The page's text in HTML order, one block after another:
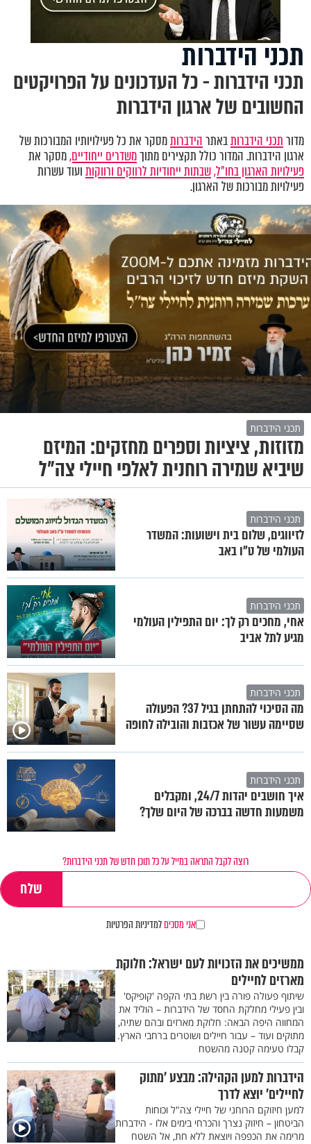
תכני הידברות
תכני הידברות - כל העדכונים על הפרויקטים
החשובים של ארגון הידברות
מדורתכני הידברותבאתרהידברותמסקר את כל פעילויותיו המבורכות של
ארגון הידברות. המדור כולל תקצירים מתוךמשדרים ייחודיים,מסקר את
פעילויות הארגון בחו"ל,שבתות ייחודיות לרווקים ורווקותועוד עשרות
פעילויות מבורכות של הארגון.
תכני הידברות
מזוזות, ציציות וספרים מחזקים: המיזם
שיביא שמירה רוחנית לאלפי חיילי צה"ל
תכני הידברות
לזיווגים, שלום בית וישועות: המשדר
העולמי של ט"ו באב
תכני הידברות
אחי, מחכים רק לך: יום התפילין העולמי
מגיע לתל אביב
תכני הידברות
מה הסיכוי להתחתן בגיל 37? הפעולה
שסיימה עשור של אכזבות והובילה לחופה
תכני הידברות
איך חושבים יהדות 24/7, ומקבלים
משמעות חדשה בברכה של היום שלך?
רוצה לקבל התראה במייל על כל תוכן חדש של תכני הידברות?
אני מסכיםלמדיניות הפרטיות
ממשיכים את הזכויות לעם ישראל: חלוקת
מארזים לחיילים
שיתוף פעולה פורה בין רשת בתי הקפה 'קופיקס'
ובין פעילי מחלקת החסד של הידברות – הוליד את
המחווה היפה הבאה: חלוקת מארזים ובהם שתיה,
מתוקים ועוד – עבור חיילים ושוטרים ברחבי הארץ.
קבלו טעימה קטנה מהשטח
הידברות למען הקהילה: מבצע ’מתוק
לחיילים’ יוצא לדרך
למען חיזוקם הרוחני של חיילי צה"ל וכוחות
הביטחון – חיזוק נצרך והכרחי בימים אלו - הידברות
מרימה את הכפפה ויוצאת ללא חת, אל השטח